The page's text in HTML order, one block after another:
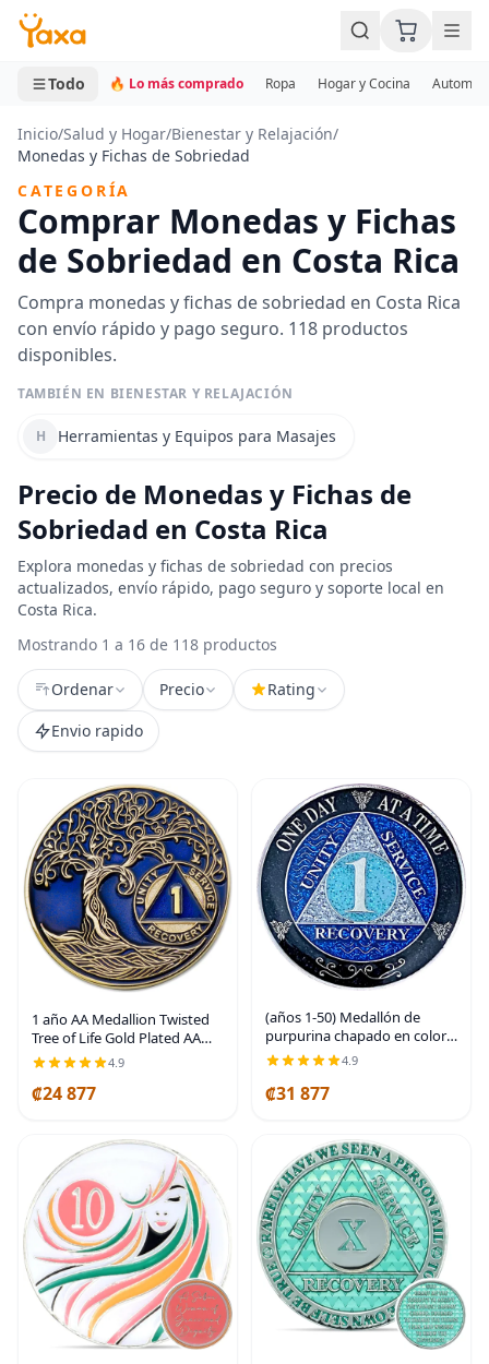
MINI CARRITO
0 productos
Todo 🔥 Lo más comprado Ropa Hogar y Cocina
Inicio/Salud y Hogar/Bienestar y Relajación/
Monedas y Fichas de Sobriedad
CATEGORÍA
Comprar Monedas y Fichas
de Sobriedad en Costa Rica
Compra monedas y fichas de sobriedad en Costa Rica
con envío rápido y pago seguro. 118 productos
disponibles.
TAMBIÉN EN BIENESTAR Y RELAJACIÓN
H Herramientas y Equipos para Masajes
Precio de Monedas y Fichas de
Sobriedad en Costa Rica
Explora monedas y fichas de sobriedad con precios
actualizados, envío rápido, pago seguro y soporte local en
Costa Rica.
Mostrando 1 a 16 de 118 productos
Ordenar Precio
Rating
Envio rapido
1 año AA Medallion Twisted
Tree of Life Gold Plated AA
Recovery Chip - Azul
4.9
₡24 877
(años 1-50) Medallón de
purpurina chapado en color
plateado AA Recovery de 1
año, arcoíris negro, azul,
moneda de purpurina
4.9
₡31 877